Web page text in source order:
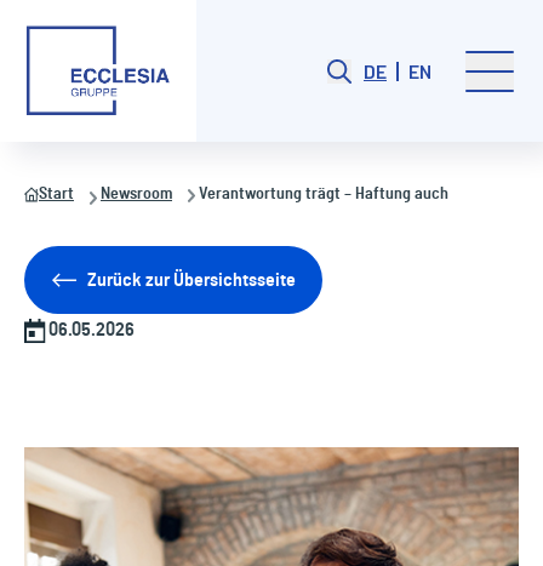
DE EN
Start Newsroom Verantwortung trägt – Haftung auch
Zurück zur Übersichtsseite
06.05.2026